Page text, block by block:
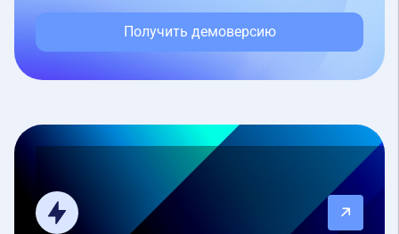
Получить демоверсию